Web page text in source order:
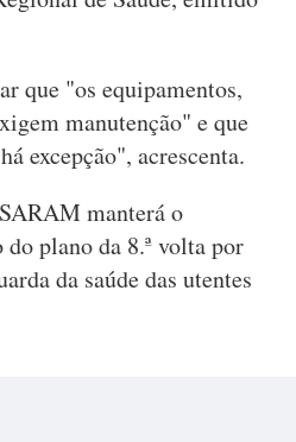
que "os equipamentos,
manutenção" e que
excepção", acrescenta.
manterá o
plano da 8.ª volta por
da saúde das utentes